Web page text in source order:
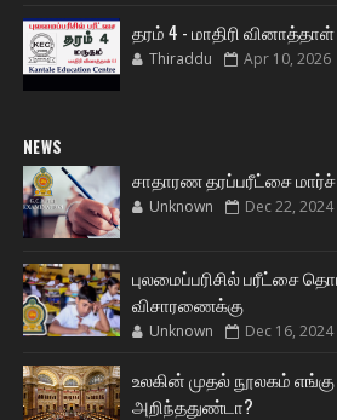
தரம் 4 - மாதிரி
Thiraddu Apr 10, 2026
NEWS
சாதாரண தரப்பரீட்சை
Unknown Dec 22, 2024
புலமைப்பரிசில் பரீட்சை
விசாரணைக்கு
Unknown Dec 16, 2024
உலகின் முதல் நூலகம்
அறிந்ததுண்டா?